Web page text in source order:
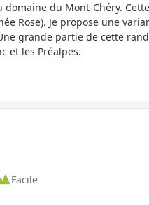
du Mont-Chéry.
Rose). Je propose une
grande partie de cette
et les Préalpes.
Facile